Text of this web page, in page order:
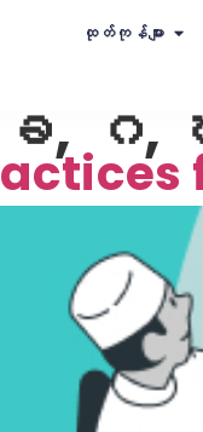
ထုတ်ကုန်များ
, ဂ,